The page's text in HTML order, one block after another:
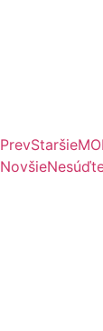
PrevStaršie
Novšie